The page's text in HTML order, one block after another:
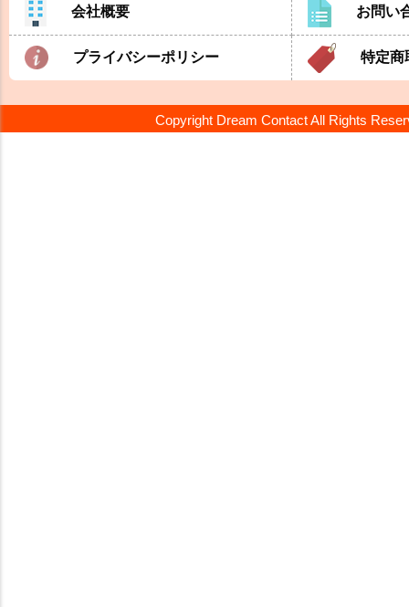
会社概要 お問い
プライバシーポリシー 特定商
Copyright Dream Contact All Rights